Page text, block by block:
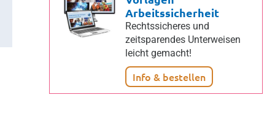
Arbeitssicherheit
Rechtssicheres und
zeitsparendes Unterweisen
leicht gemacht!
Info & bestellen